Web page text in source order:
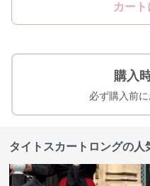
カー
購入
必ず購入前に
タイトスカートロングの人